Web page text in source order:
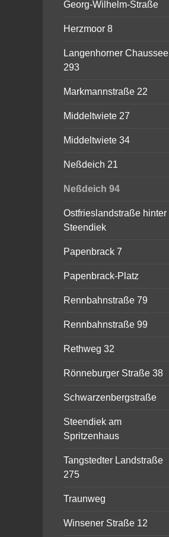
Georg-Wilhelm-Straße
Herzmoor 8
Langenhorner Chaussee
293
Markmannstraße 22
Middeltwiete 27
Middeltwiete 34
Neßdeich 21
Neßdeich 94
Ostfrieslandstraße hinter
Steendiek
Papenbrack 7
Papenbrack-Platz
Rennbahnstraße 79
Rennbahnstraße 99
Rethweg 32
Rönneburger Straße 38
Schwarzenbergstraße
Steendiek am
Spritzenhaus
Tangstedter Landstraße
275
Traunweg
Winsener Straße 12